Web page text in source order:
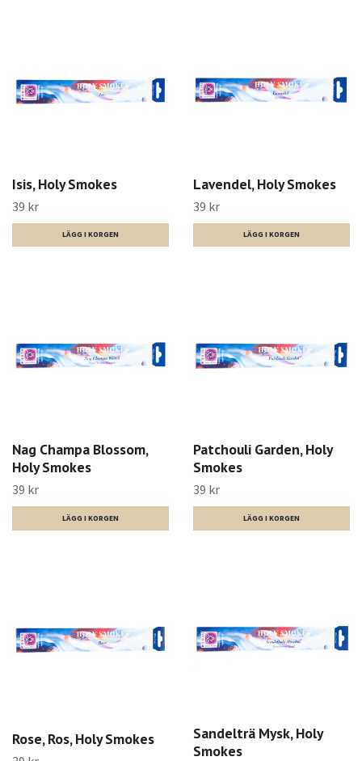
Isis, Holy Smokes
39 kr
Lavendel, Holy Smokes
39 kr
Nag Champa Blossom,
Holy Smokes
39 kr
Patchouli Garden, Holy
Smokes
39 kr
Rose, Ros, Holy Smokes
Sandelträ Mysk, Holy
Smokes